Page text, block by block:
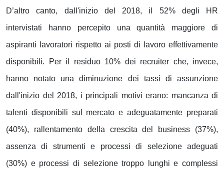
D’altro canto, dall'inizio del 2018, il 52% degli HR
intervistati hanno percepito una quantità maggiore di
aspiranti lavoratori rispetto ai posti di lavoro effettivamente
disponibili. Per il residuo 10% dei recruiter che, invece,
hanno notato una diminuzione dei tassi di assunzione
dall'inizio del 2018, i principali motivi erano: mancanza di
talenti disponibili sul mercato e adeguatamente preparati
(40%), rallentamento della crescita del business (37%),
assenza di strumenti e processi di selezione adeguati
(30%) e processi di selezione troppo lunghi e complessi